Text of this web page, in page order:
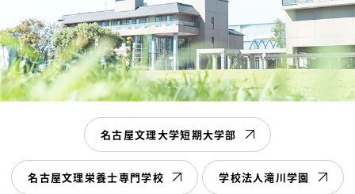
名古屋文理大学短期大学部
名古屋文理栄養士専門学校 学校法人滝川学園